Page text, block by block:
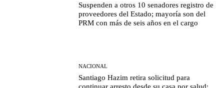
Suspenden a otros 10 senadores registro de
proveedores del Estado; mayoría son del
PRM con más de seis años en el cargo
NACIONAL
Santiago Hazim retira solicitud para